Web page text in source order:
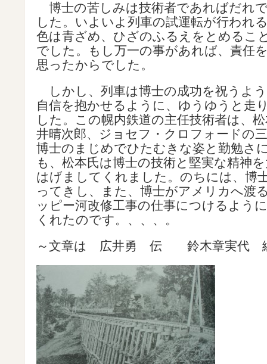
博士の苦しみは技術者であればだれ
した。いよいよ列車の試運転が行われ
色は青ざめ、ひざのふるえをとめるこ
でした。もし万一の事があれば、責任
思ったからでした。
しかし、列車は博士の成功を祝うよ
自信を抱かせるように、ゆうゆうと走
した。この幌内鉄道の主任技術者は、
井晴次郎、ジョセフ・クロフォードの
博士のまじめでひたむきな姿と勤勉さ
も、松本氏は博士の技術と堅実な精神
はげましてくれました。のちには、博
ってきし、また、博士がアメリカへ渡
ッピー河改修工事の仕事につけるよう
くれたのです。、、、。
～文章は 広井勇 伝 鈴木章実代